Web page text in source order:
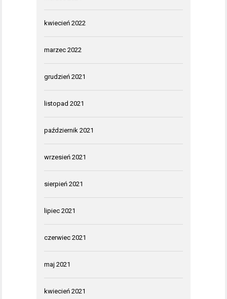
kwiecień 2022
marzec 2022
grudzień 2021
listopad 2021
październik 2021
wrzesień 2021
sierpień 2021
lipiec 2021
czerwiec 2021
maj 2021
kwiecień 2021